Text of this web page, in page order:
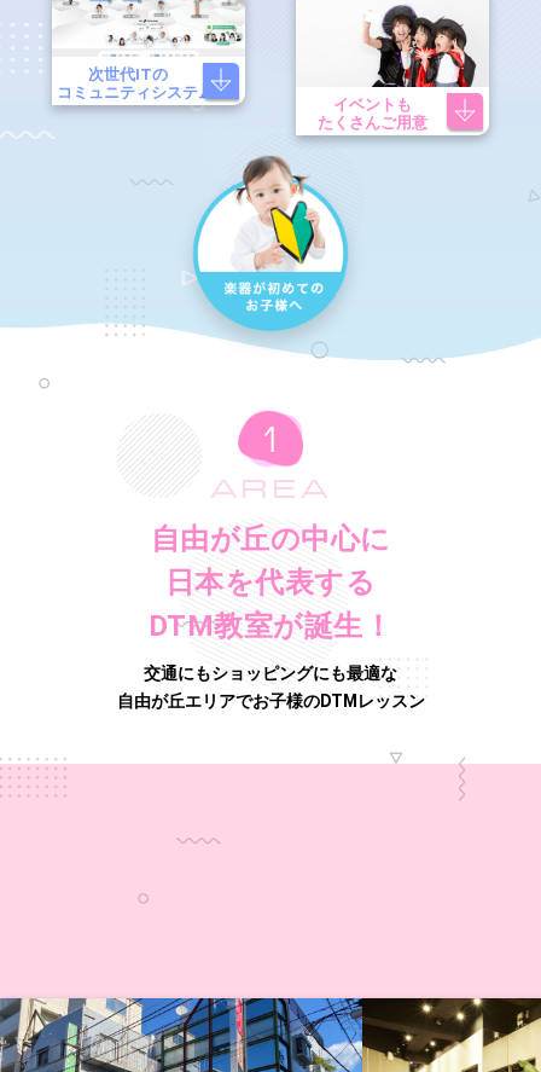
次世代ITの
コミュニティシステム
イベントも
たくさんご用意
AREA
自由が丘の中心に
日本を代表する
DTM教室が誕生！
交通にもショッピングにも最適な
自由が丘エリアでお子様のDTMレッスン